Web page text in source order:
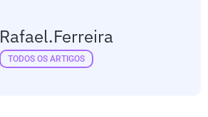
Rafael.ferreira
TODOS OS ARTIGOS